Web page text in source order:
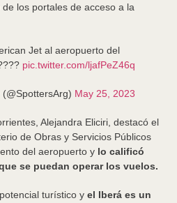
los portales de acceso a la
Jet al aeropuerto del
pic.twitter.com/ljafPeZ46q
May 25, 2023
Alejandra Eliciri, destacó el
de Obras y Servicios Públicos
del aeropuerto y lo calificó
se puedan operar los vuelos.
turístico y el Iberá es un